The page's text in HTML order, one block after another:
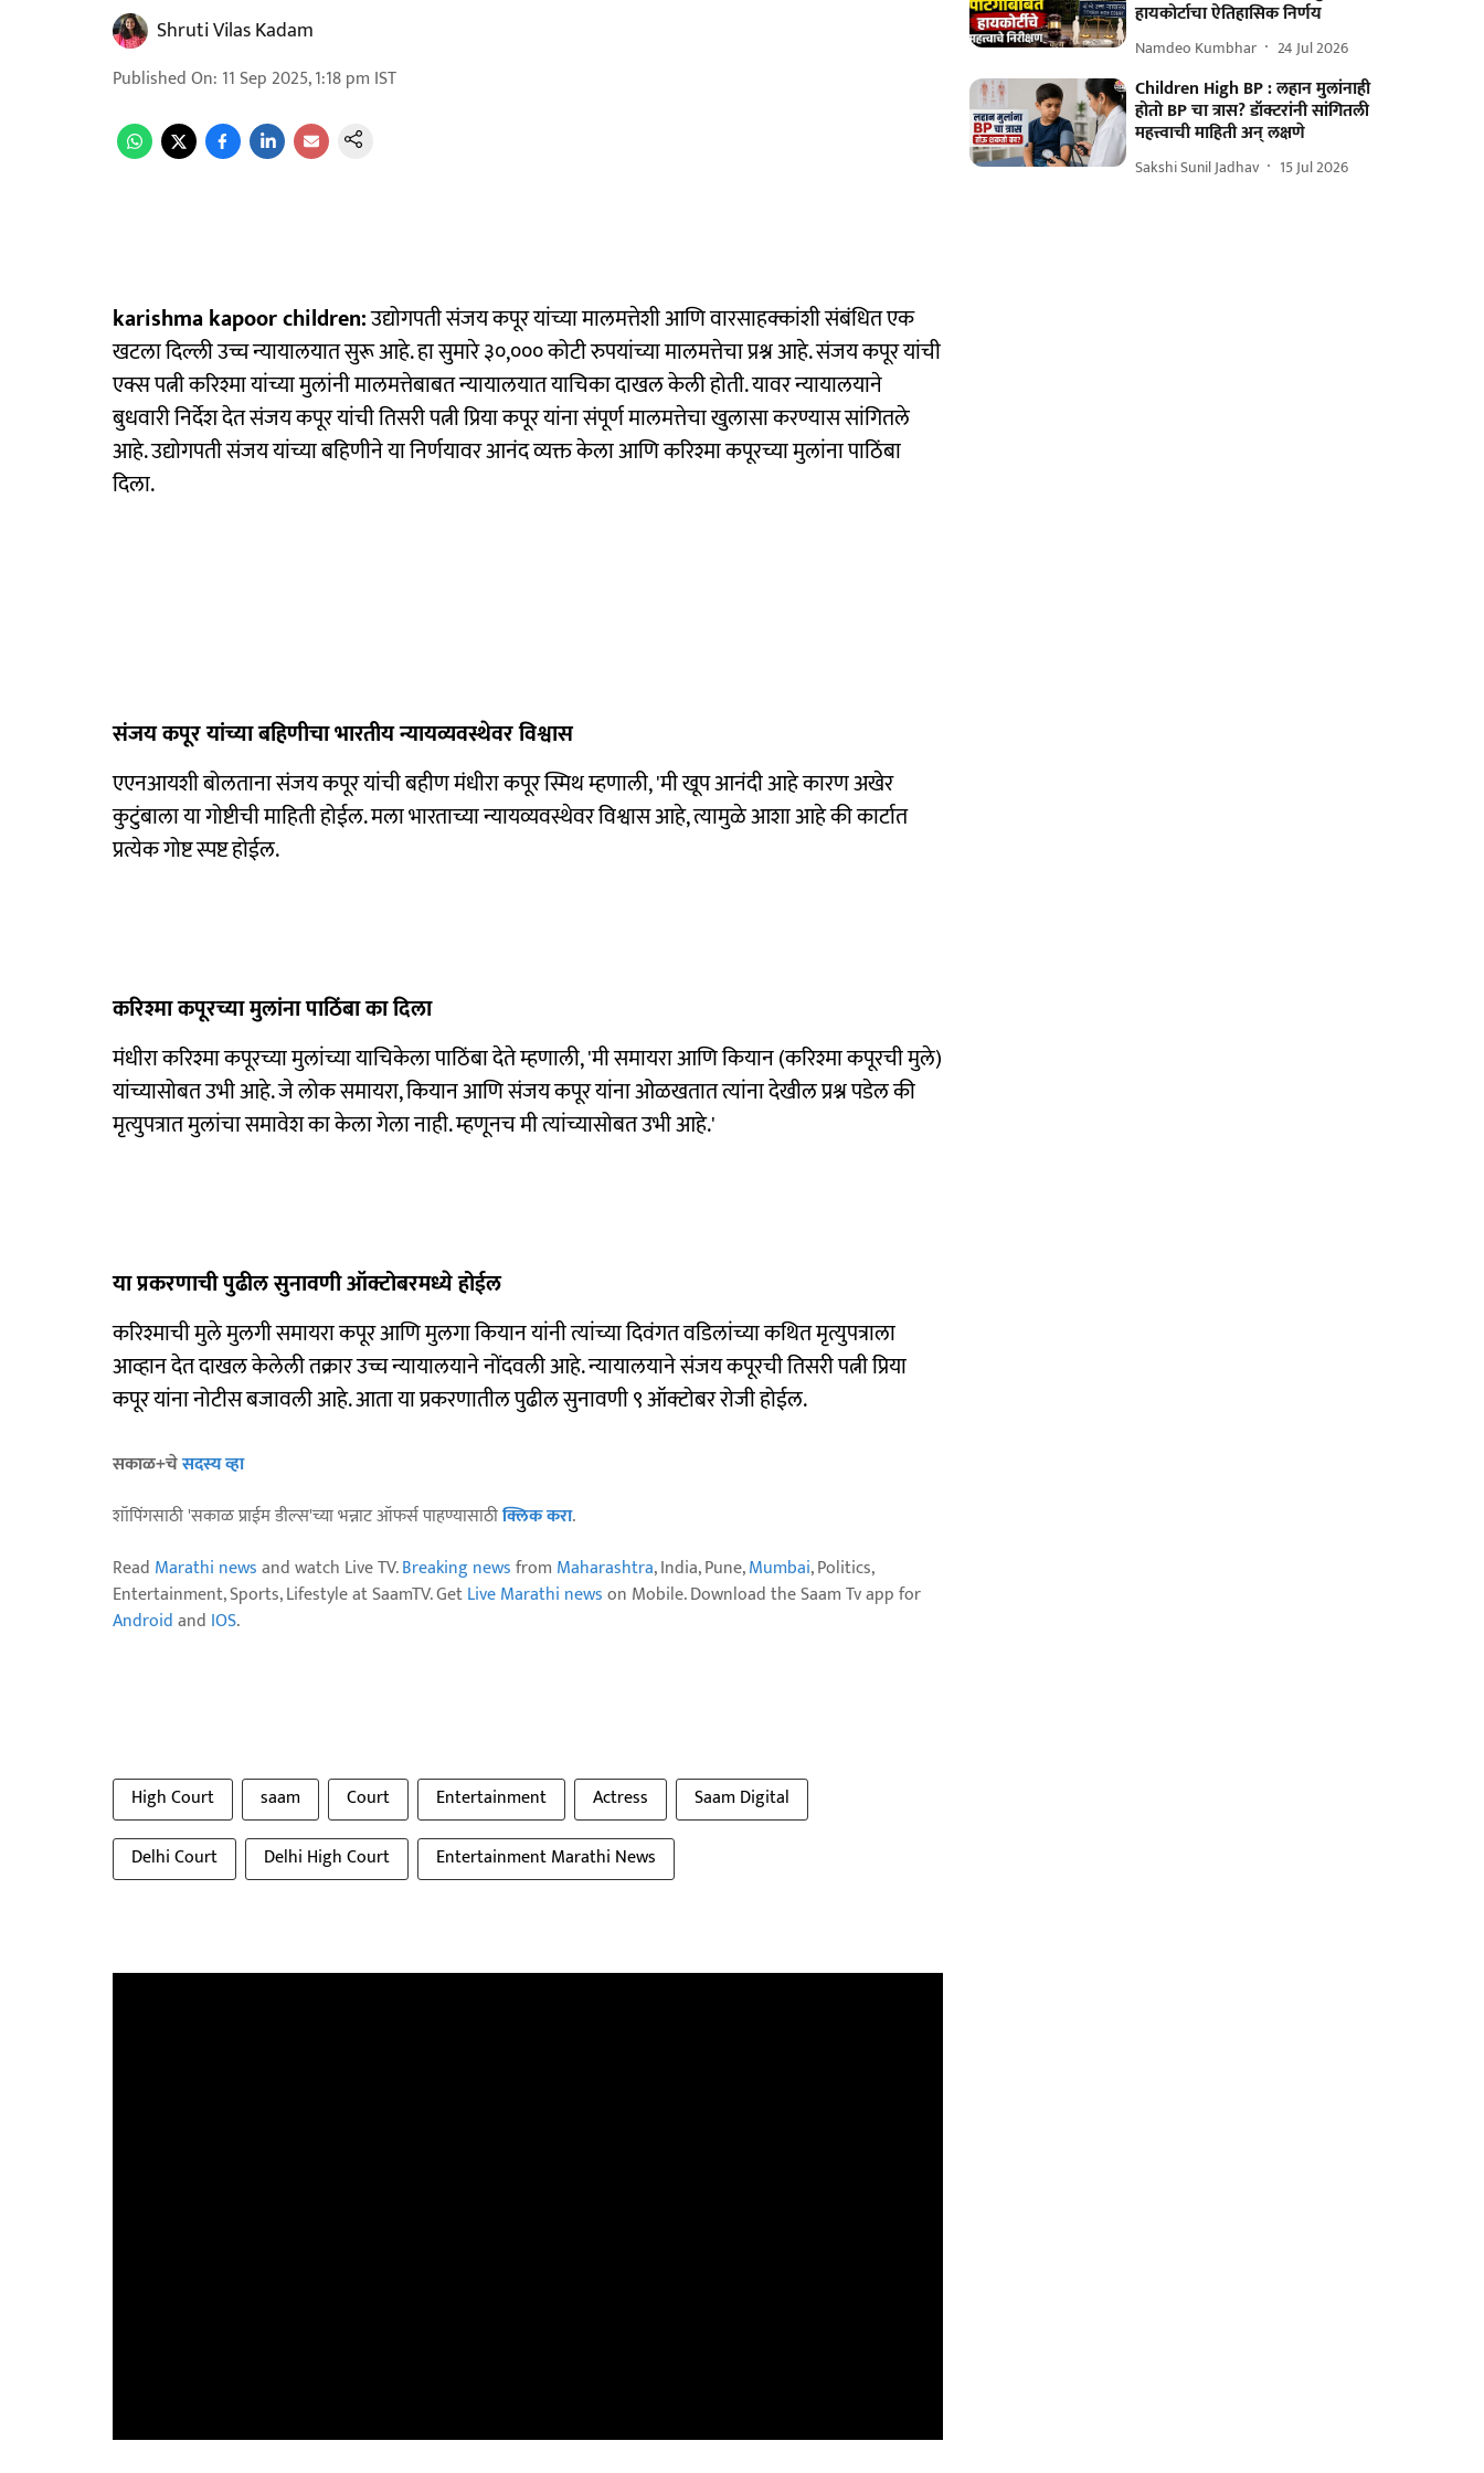
Shruti Vilas Kadam
Published On: 11 Sep 2025, 1:18 pm IST
karishma kapoor children:उद्योगपती संजय कपूर यांच्या मालमत्तेशी आणि वारसाहक्कांशी संबंधित एक
खटला दिल्ली उच्च न्यायालयात सुरू आहे. हा सुमारे ३०,००० कोटी रुपयांच्या मालमत्तेचा प्रश्न आहे. संजय कपूर यांची
एक्स पत्नी करिश्मा यांच्या मुलांनी मालमत्तेबाबत न्यायालयात याचिका दाखल केली होती. यावर न्यायालयाने
बुधवारी निर्देश देत संजय कपूर यांची तिसरी पत्नी प्रिया कपूर यांना संपूर्ण मालमत्तेचा खुलासा करण्यास सांगितले
आहे. उद्योगपती संजय यांच्या बहिणीने या निर्णयावर आनंद व्यक्त केला आणि करिश्मा कपूरच्या मुलांना पाठिंबा
दिला.
संजय कपूर यांच्या बहिणीचा भारतीय न्यायव्यवस्थेवर विश्वास
एएनआयशी बोलताना संजय कपूर यांची बहीण मंधीरा कपूर स्मिथ म्हणाली, 'मी खूप आनंदी आहे कारण अखेर
कुटुंबाला या गोष्टीची माहिती होईल. मला भारताच्या न्यायव्यवस्थेवर विश्वास आहे, त्यामुळे आशा आहे की कार्टात
प्रत्येक गोष्ट स्पष्ट होईल.
करिश्मा कपूरच्या मुलांना पाठिंबा का दिला
मंधीरा करिश्मा कपूरच्या मुलांच्या याचिकेला पाठिंबा देते म्हणाली, 'मी समायरा आणि कियान (करिश्मा कपूरची मुले)
यांच्यासोबत उभी आहे. जे लोक समायरा, कियान आणि संजय कपूर यांना ओळखतात त्यांना देखील प्रश्न पडेल की
मृत्युपत्रात मुलांचा समावेश का केला गेला नाही. म्हणूनच मी त्यांच्यासोबत उभी आहे.'
या प्रकरणाची पुढील सुनावणी ऑक्टोबरमध्ये होईल
करिश्माची मुले मुलगी समायरा कपूर आणि मुलगा कियान यांनी त्यांच्या दिवंगत वडिलांच्या कथित मृत्युपत्राला
आव्हान देत दाखल केलेली तक्रार उच्च न्यायालयाने नोंदवली आहे. न्यायालयाने संजय कपूरची तिसरी पत्नी प्रिया
कपूर यांना नोटीस बजावली आहे. आता या प्रकरणातील पुढील सुनावणी ९ ऑक्टोबर रोजी होईल.
सकाळ+चेसदस्य व्हा
शॉपिंगसाठी 'सकाळ प्राईम डील्स'च्या भन्नाट ऑफर्स पाहण्यासाठीक्लिक करा.
Read Marathi newsand watch Live TV.Breaking newsfrom Maharashtra, India, Pune,Mumbai, Politics,
Entertainment, Sports, Lifestyle at SaamTV. GetLive Marathi newson Mobile. Download the Saam Tv app for
Androidand IOS.
High Court saam Court Entertainment Actress
Saam Digital
Delhi Court
Delhi High Court Entertainment Marathi News
हायकोर्टाचा ऐतिहासिक निर्णय
Namdeo Kumbhar 24 Jul 2026
Children High BP : लहान मुलांनाही
होतो BP चा त्रास? डॉक्टरांनी सांगितली
महत्त्वाची माहिती अन् लक्षणे
Sakshi Sunil Jadhav 15 Jul 2026